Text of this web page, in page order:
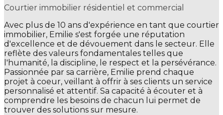
Courtier immobilier résidentiel et commercial
Avec plus de 10 ans d'expérience en tant que courtier
immobilier, Emilie s'est forgée une réputation
d'excellence et de dévouement dans le secteur. Elle
reflète des valeurs fondamentales telles que
l'humanité, la discipline, le respect et la persévérance.
Passionnée par sa carrière, Emilie prend chaque
projet à coeur, veillant à offrir à ses clients un service
personnalisé et attentif. Sa capacité à écouter et à
comprendre les besoins de chacun lui permet de
trouver des solutions sur mesure.